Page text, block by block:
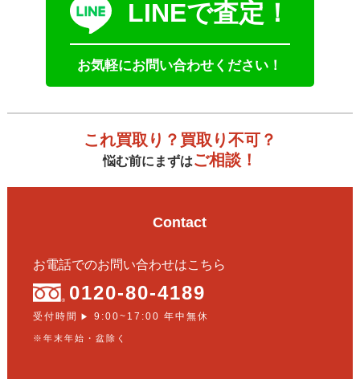
LINEで査定！
お気軽にお問い合わせください！
これ買取り？買取り不可？
悩む前にまずはご相談！
Contact
お電話でのお問い合わせはこちら
0120-80-4189
受付時間 ▶ 9:00~17:00 年中無休
※年末年始・盆除く